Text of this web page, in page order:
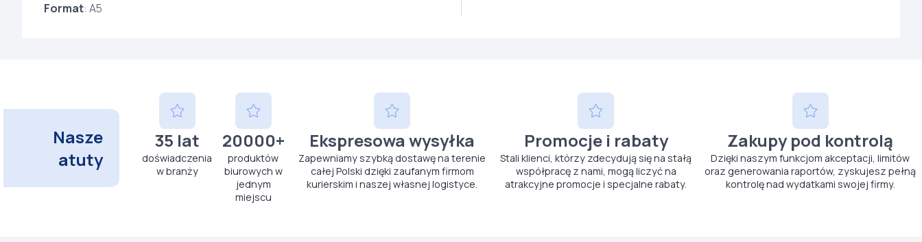
Format: A5
Nasze
atuty
35 lat
doświadczenia
w branży
20000+
produktów
biurowych w
jednym
miejscu
Ekspresowa wysyłka
Zapewniamy szybką dostawę na terenie
całej Polski dzięki zaufanym firmom
kurierskim i naszej własnej logistyce.
Promocje i rabaty
Stali klienci, którzy zdecydują się na stałą
współpracę z nami, mogą liczyć na
atrakcyjne promocje i specjalne rabaty.
Zakupy pod kontrolą
Dzięki naszym funkcjom akceptacji, limitów
oraz generowania raportów, zyskujesz pełną
kontrolę nad wydatkami swojej firmy.